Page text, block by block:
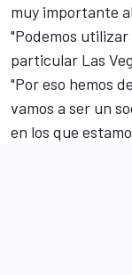
muy importante
"Podemos
particular Las
"Por eso hemos
vamos a ser un
en los que